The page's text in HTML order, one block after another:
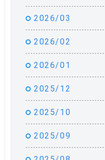
2026/03
2026/02
2026/01
2025/12
2025/10
2025/09